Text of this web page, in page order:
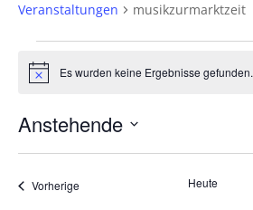
Veranstaltungen musikzurmarktzeit
Veranstaltungen
HinweisEs wurden keine Ergebnisse gefunden.
Anstehende
VorherigeVeranstaltungen Heute